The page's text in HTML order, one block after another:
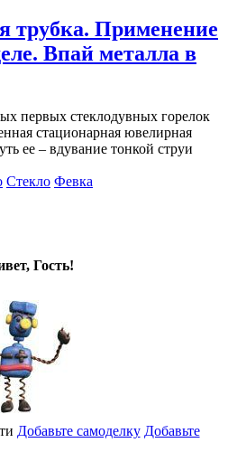
трубка. Применение
Впай металла в
первых стеклодувных горелок
стационарная ювелирная
ее – вдувание тонкой струи
Стекло Февка
Гость!
Добавьте самоделку Добавьте